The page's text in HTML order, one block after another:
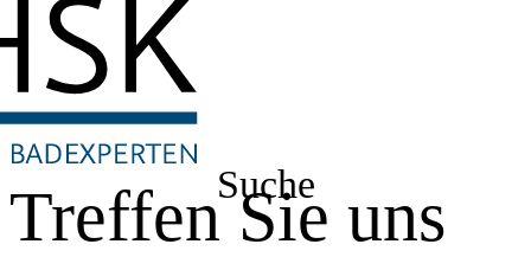
Suche
Treffen Sie uns